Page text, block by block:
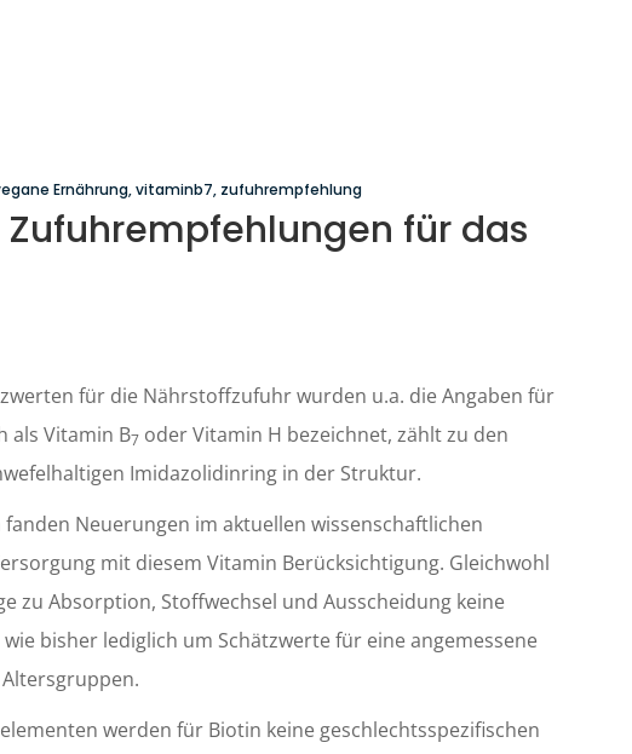
Ernährung,vitaminb7, zufuhrempfehlung
für das
für die Nährstoffzufuhr wurden u.a. die Angaben für
als Vitamin B7 oder Vitamin H bezeichnet, zählt zu den
Imidazolidinring in der Struktur.
Neuerungen im aktuellen wissenschaftlichen
mit diesem Vitamin Berücksichtigung. Gleichwohl
zu Absorption, Stoffwechsel und Ausscheidung keine
bisher lediglich um Schätzwerte für eine angemessene
werden für Biotin keine geschlechtsspezifischen